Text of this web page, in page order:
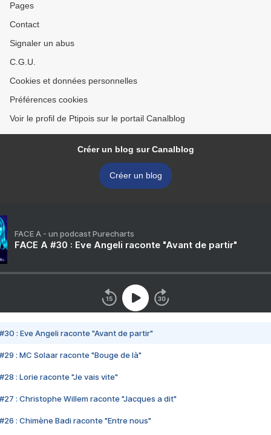
Pages
Contact
Signaler un abus
C.G.U.
Cookies et données personnelles
Préférences cookies
Voir le profil de Ptipois sur le portail Canalblog
Créer un blog sur Canalblog
Créer un blog
FACE A - un podcast Purecharts
FACE A #30 : Eve Angeli raconte "Avant de partir"
#30 : Eve Angeli raconte "Avant de partir"
#29 : MC Solaar raconte "Bouge de là"
#28 : Lorie raconte "Je vais vite"
#27 : Christophe Willem raconte "Jacques a dit"
#26 : Chimène Badi raconte "Entre nous"